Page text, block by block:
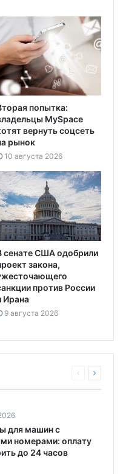
попытка:
MySpace
вернуть соцсеть
рынок
10 августа 2026
сенате США одобрили
закона,
против России
Ирана
9 августа 2026
для машин с
номерами: оплату
до 24 часов